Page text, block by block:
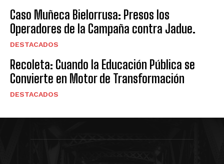
Caso Muñeca Bielorrusa: Presos los
Operadores de la Campaña contra Jadue.
DESTACADOS
Recoleta: Cuando la Educación Pública se
Convierte en Motor de Transformación
DESTACADOS